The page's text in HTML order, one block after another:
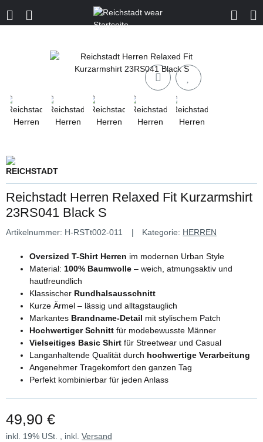
Reichstadt Herren Relaxed Fit Kurzarmshirt
23RS041 Black S
Artikelnummer: H-RSTt002-011 Kategorie: HERREN
Oversized T-Shirt Herren im modernen Urban Style
Material: 100% Baumwolle – weich, atmungsaktiv und
hautfreundlich
Klassischer Rundhalsausschnitt
Kurze Ärmel – lässig und alltagstauglich
Markantes Brandname-Detail mit stylischem Patch
Hochwertiger Schnitt für modebewusste Männer
Vielseitiges Basic Shirt für Streetwear und Casual
Langanhaltende Qualität durch hochwertige Verarbeitung
Angenehmer Tragekomfort den ganzen Tag
Perfekt kombinierbar für jeden Anlass
49,90 €
inkl. 19% USt. , inkl. Versand